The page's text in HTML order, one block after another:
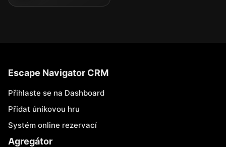
Escape Navigator CRM
Přihlaste se na Dashboard
Přidat únikovou hru
Systém online rezervací
Agregátor